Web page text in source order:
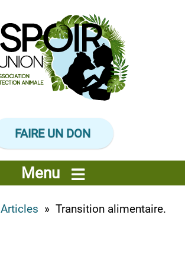
FAIRE UN DON
Menu
Articles » Transition alimentaire.